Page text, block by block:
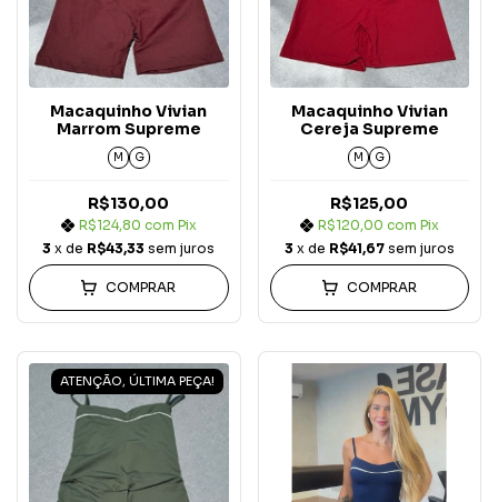
Macaquinho Vivian
Marrom Supreme
M G
R$130,00
R$124,80 com Pix
3 x de R$43,33 sem juros
COMPRAR
Macaquinho Vivian
Cereja Supreme
M G
R$125,00
R$120,00 com Pix
3 x de R$41,67 sem juros
COMPRAR
ATENÇÃO, ÚLTIMA PEÇA!